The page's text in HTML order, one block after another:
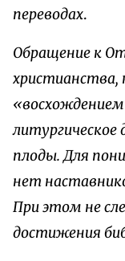
переводах.
Обращение к
литургическое
плоды. Для
нет
При этом не
достижения